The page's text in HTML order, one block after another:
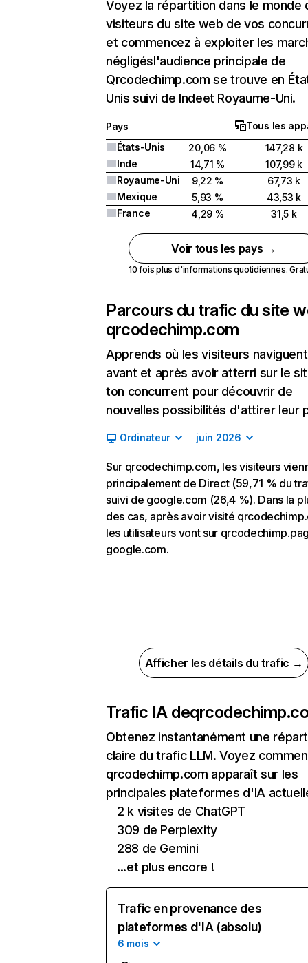
Voyez la répartition dans le monde
visiteurs du site web de vos
et commencez à exploiter les
négligésl'audience principale de
Qrcodechimp.com se trouve en
Unis suivi de Indeet Royaume-Uni.
Pays
Tous les
États-Unis
20,06 %
147,28 k
Inde
14,71 %
107,99 k
Royaume-Uni
9,22 %
67,73 k
Mexique
5,93 %
43,53 k
France
4,29 % 31,5 k
Voir tous les pays →
10 fois plus d'informations quotidiennes.
Parcours du trafic du site
qrcodechimp.com
Apprends où les visiteurs naviguent
avant et après avoir atterri sur le
ton concurrent pour découvrir de
nouvelles possibilités d'attirer leur
Ordinateur juin 2026
Sur qrcodechimp.com, les visiteurs
principalement de Direct (59,71 % du
suivi de google.com (26,4 %). Dans la
des cas, après avoir visité
les utilisateurs vont sur
google.com.
Afficher les détails du trafic →
Trafic IA de
Obtenez instantanément une
claire du trafic LLM. Voyez
qrcodechimp.com apparaît sur les
principales plateformes d'IA
2 k visites de ChatGPT
309 de Perplexity
288 de Gemini
...et plus encore !
Trafic en provenance des
plateformes d'IA (absolu)
6 mois